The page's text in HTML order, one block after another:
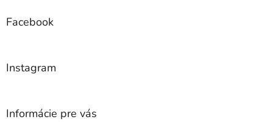
Facebook
Instagram
Informácie pre vás